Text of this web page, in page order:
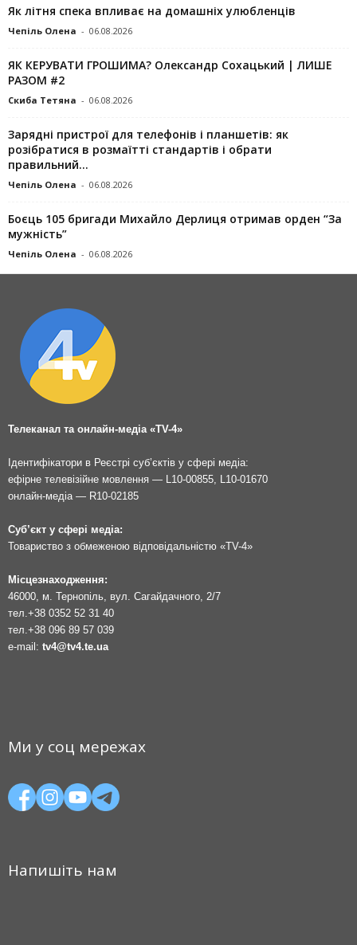
Як літня спека впливає на домашніх улюбленців
Чепіль Олена - 06.08.2026
ЯК КЕРУВАТИ ГРОШИМА? Олександр Сохацький | ЛИШЕ
РАЗОМ #2
Скиба Тетяна - 06.08.2026
Зарядні пристрої для телефонів і планшетів: як
розібратися в розмаїтті стандартів і обрати
правильний...
Чепіль Олена - 06.08.2026
Боєць 105 бригади Михайло Дерлиця отримав орден “За
мужність”
Чепіль Олена - 06.08.2026
Телеканал та онлайн-медіа «TV-4»
Ідентифікатори в Реєстрі суб’єктів у сфері медіа:
ефірне телевізійне мовлення — L10-00855, L10-01670
онлайн-медіа — R10-02185
Суб’єкт у сфері медіа:
Товариство з обмеженою відповідальністю «TV-4»
Місцезнаходження:
46000, м. Тернопіль, вул. Сагайдачного, 2/7
тел. +38 0352 52 31 40
тел. +38 096 89 57 039
e-mail: tv4@tv4.te.ua
Ми у соц мережах
Напишіть нам